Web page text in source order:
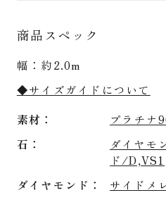
商品スペック
幅：約2.0m
◆サイズガイドについて
素材
プラチナ
石
ダイヤモ
ド/
ダイヤモンド
サイドメ